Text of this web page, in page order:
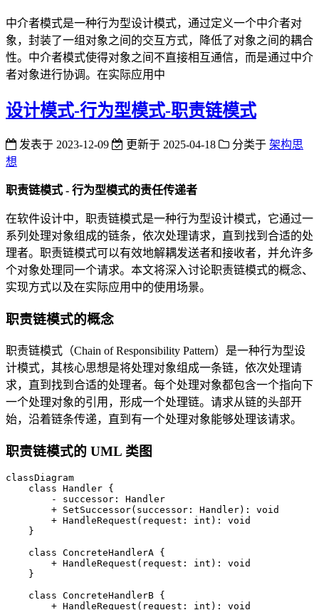
中介者模式是一种行为型设计模式，通过定义一个中介者对
象，封装了一组对象之间的交互方式，降低了对象之间的耦合
性。中介者模式使得对象之间不直接相互通信，而是通过中介
者对象进行协调。在实际应用中
设计模式-行为型模式-职责链模式
发表于 2023-12-09 更新于 2025-04-18 分类于 架构思
想
职责链模式 - 行为型模式的责任传递者
在软件设计中，职责链模式是一种行为型设计模式，它通过一
系列处理对象组成的链条，依次处理请求，直到找到合适的处
理者。职责链模式可以有效地解耦发送者和接收者，并允许多
个对象处理同一个请求。本文将深入讨论职责链模式的概念、
实现方式以及在实际应用中的使用场景。
职责链模式的概念
职责链模式（Chain of Responsibility Pattern）是一种行为型设
计模式，其核心思想是将处理对象组成一条链，依次处理请
求，直到找到合适的处理者。每个处理对象都包含一个指向下
一个处理对象的引用，形成一个处理链。请求从链的头部开
始，沿着链条传递，直到有一个处理对象能够处理该请求。
职责链模式的 UML 类图
classDiagram
    class Handler {
        - successor: Handler
        + SetSuccessor(successor: Handler): void
        + HandleRequest(request: int): void
    }
    class ConcreteHandlerA {
        + HandleRequest(request: int): void
    }
    class ConcreteHandlerB {
        + HandleRequest(request: int): void